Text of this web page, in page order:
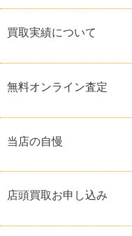
買取実績について
無料オンライン査定
当店の自慢
店頭買取お申し込み